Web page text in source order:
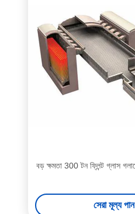
বড় ক্ষমতা 300 টন ফ্লিন্ট গ্লাস
সেরা মূল্য পান